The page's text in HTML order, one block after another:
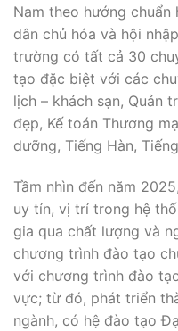
Nam theo hướng chuẩn
dân chủ hóa và hội
trường có tất cả 30
tạo đặc biệt với các
lịch – khách sạn, Quản
đẹp, Kế toán Thương
dưỡng, Tiếng Hàn,
Tầm nhìn đến năm
uy tín, vị trí trong hệ
gia qua chất lượng và
chương trình đào tạo
với chương trình đào
vực; từ đó, phát triển
ngành, có hệ đào tạo